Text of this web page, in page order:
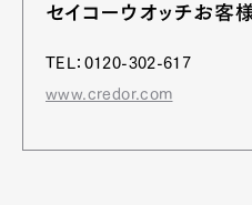
セイコーウオッチお客
TEL：0120-302-617
www.credor.com